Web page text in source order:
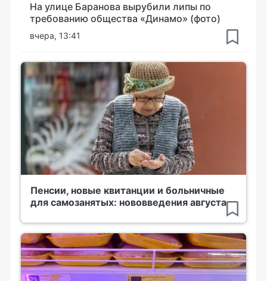
На улице Баранова вырубили липы по
требованию общества «Динамо» (фото)
вчера, 13:41
Пенсии, новые квитанции и больничные
для самозанятых: нововведения августа